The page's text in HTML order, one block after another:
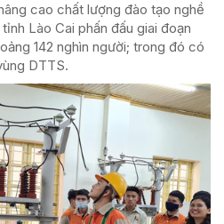
cao chất lượng đào tạo nghề
Lào Cai phấn đấu giai đoạn
142 nghìn người; trong đó có
DTTS.